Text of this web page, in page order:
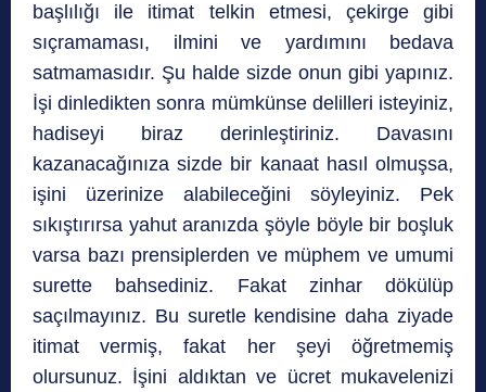
başlılığı ile itimat telkin etmesi, çekirge gibi
sıçramaması, ilmini ve yardımını bedava
satmamasıdır. Şu halde sizde onun gibi yapınız.
İşi dinledikten sonra mümkünse delilleri isteyiniz,
hadiseyi biraz derinleştiriniz. Davasını
kazanacağınıza sizde bir kanaat hasıl olmuşsa,
işini üzerinize alabileceğini söyleyiniz. Pek
sıkıştırırsa yahut aranızda şöyle böyle bir boşluk
varsa bazı prensiplerden ve müphem ve umumi
surette bahsediniz. Fakat zinhar dökülüp
saçılmayınız. Bu suretle kendisine daha ziyade
itimat vermiş, fakat her şeyi öğretmemiş
olursunuz. İşini aldıktan ve ücret mukavelenizi